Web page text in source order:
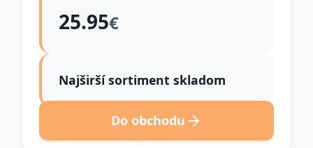
25.95€
Najširší sortiment skladom
Do obchodu